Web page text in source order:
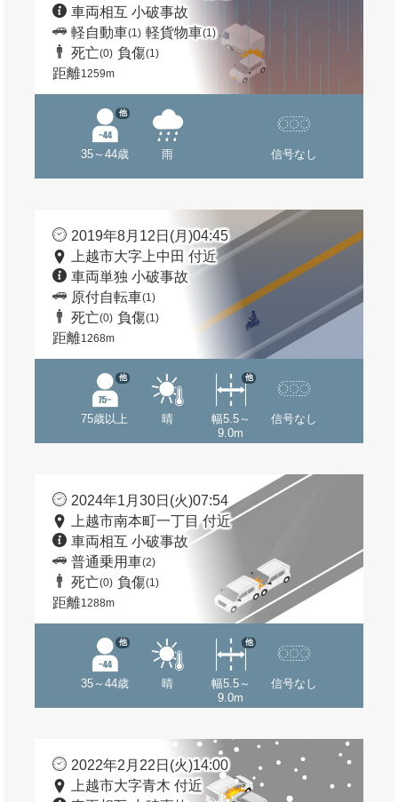
車両相互 小破事故
軽自動車(1) 軽貨物車(1)
死亡(0) 負傷(1)
距離1259m
35～44歳
他
雨 信号なし
2019年8月12日(月)04:45
上越市大字上中田 付近
車両単独 小破事故
原付自転車(1)
死亡(0) 負傷(1)
距離1268m
75歳以上
他
晴
幅5.5～
9.0m
他
信号なし
2024年1月30日(火)07:54
上越市南本町一丁目 付近
車両相互 小破事故
普通乗用車(2)
死亡(0) 負傷(1)
距離1288m
35～44歳
他
晴
幅5.5～
9.0m
他
信号なし
2022年2月22日(火)14:00
上越市大字青木 付近